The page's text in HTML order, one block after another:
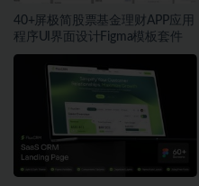
40+屏极简股票基金理财APP应用
程序UI界面设计Figma模板套件